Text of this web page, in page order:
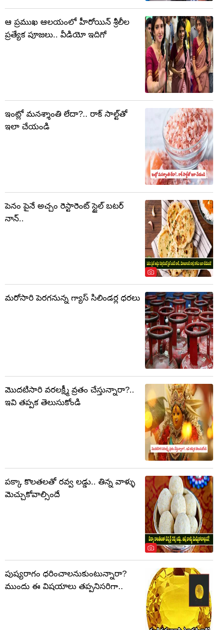
ఆ ప్రముఖ ఆలయంలో హీరోయిన్ శ్రీలీల
ప్రత్యేక పూజలు.. వీడియో ఇదిగో
ఇంట్లో మనశ్శాంతి లేదా?.. రాక్ సాల్ట్‌తో
ఇలా చేయండి
పెనం పైనే అచ్చం రెస్టారెంట్ స్టైల్ బటర్
నాన్..
మరోసారి పెరగనున్న గ్యాస్ సిలిండర్ల ధరలు
మొదటిసారి వరలక్ష్మీ వ్రతం చేస్తున్నారా?..
ఇవి తప్పక తెలుసుకోండి
పక్కా కొలతలతో రవ్వ లడ్డు.. తిన్న వాళ్ళు
మెచ్చుకోవాల్సిందే
పుష్యరాగం ధరించాలనుకుంటున్నారా?
ముందు ఈ విషయాలు తప్పనిసరిగా..